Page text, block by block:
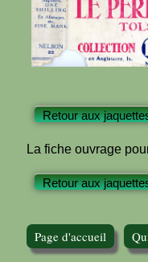
Retour aux
La fiche ouvrage
Retour aux
Page d'accueil